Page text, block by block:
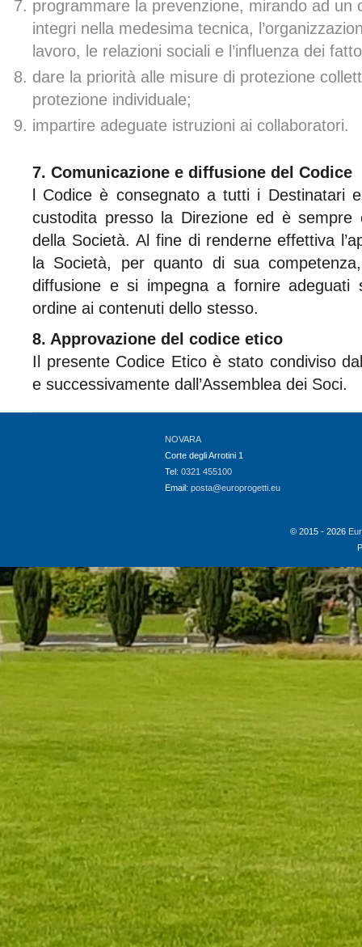
programmare la prevenzione, mirando ad un
integri nella medesima tecnica,
lavoro, le relazioni sociali e l’influenza dei
dare la priorità alle misure di protezione
protezione individuale;
impartire adeguate istruzioni ai collaboratori.
7. Comunicazione e diffusione del Codice
l Codice è consegnato a tutti i Destinatari
custodita presso la Direzione ed è sempre
della Società. Al fine di renderne effettiva
la Società, per quanto di sua
diffusione e si impegna a fornire adeguati
ordine ai contenuti dello stesso.
8. Approvazione del codice etico
Il presente Codice Etico è stato condiviso
e successivamente dall’Assemblea dei Soci.
NOVARA
Corte degli Arrotini 1
Tel:0321 455100
Email:posta@europrogetti.eu
© 2015 - 2026